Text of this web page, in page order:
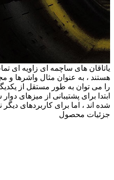
هستند ، به عنوان مثال واشرها
را می توان به طور مستقل از
ابتدا برای پشتیبانی از میزهای
شده اند ، اما برای کاربردهای
جزئیات محصول